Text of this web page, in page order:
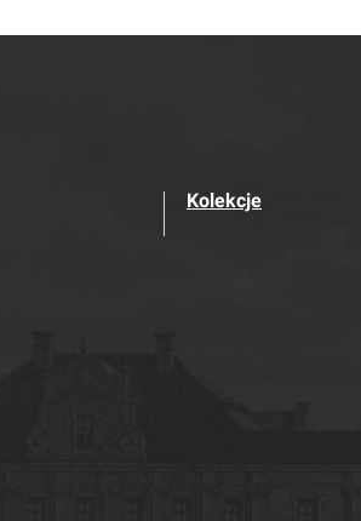
Kolekcje